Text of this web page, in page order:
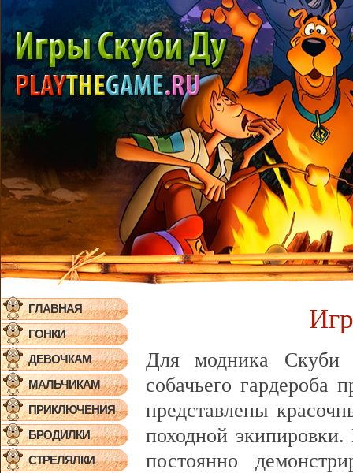
ГЛАВНАЯ
ГОНКИ
ДЕВОЧКАМ
МАЛЬЧИКАМ
ПРИКЛЮЧЕНИЯ
БРОДИЛКИ
СТРЕЛЯЛКИ
Для модника Скуби
собачьего гардероба
представлены
походной
постоянно